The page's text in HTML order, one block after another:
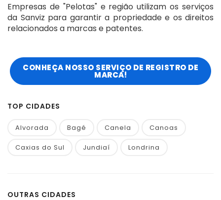
Empresas de "Pelotas" e região utilizam os serviços
da Sanviz para garantir a propriedade e os direitos
relacionados a marcas e patentes.
CONHEÇA NOSSO SERVIÇO DE REGISTRO DE
MARCA!
TOP CIDADES
Alvorada Bagé Canela Canoas
Caxias do Sul Jundiaí Londrina
OUTRAS CIDADES